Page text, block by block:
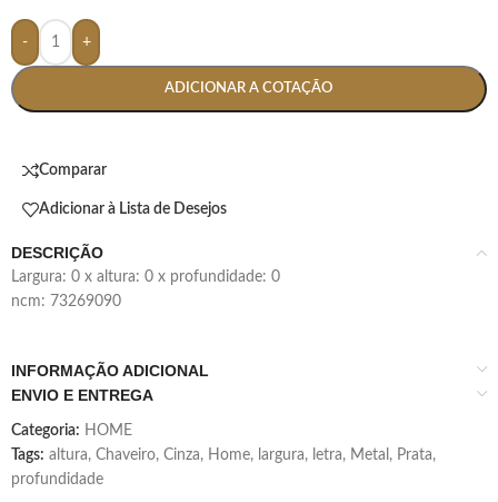
- +
ADICIONAR A COTAÇÃO
Comparar
Adicionar à Lista de Desejos
DESCRIÇÃO
largura: 0 x altura: 0 x profundidade: 0
ncm: 73269090
INFORMAÇÃO ADICIONAL
ENVIO E ENTREGA
Categoria: HOME
Tags: altura, Chaveiro, Cinza, Home, largura, letra, Metal , Prata,
profundidade